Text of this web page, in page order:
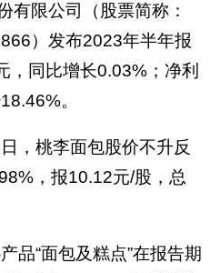
有限公司（股票简称：
）发布2023年半年报
，同比增长0.03%；净利
。
，桃李面包股价不升反
，报10.12元/股，总
品“面包及糕点”在报告期